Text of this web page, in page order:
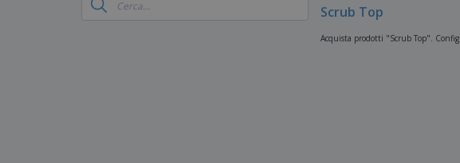
Scrub Top
Acquista prodotti "Scrub Top".